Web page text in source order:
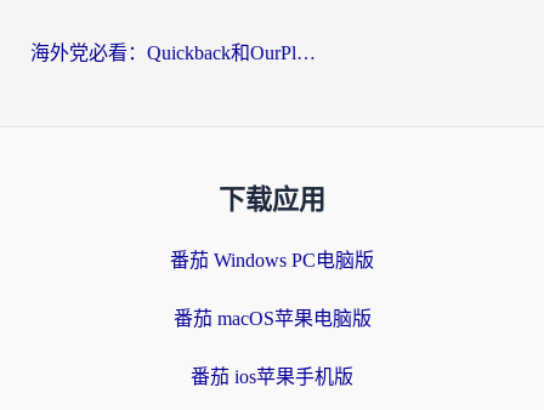
海外党必看：Quickback和OurPlay好用吗？3分钟选对回国加速器，无缝刷剧玩游戏
下载应用
番茄 Windows PC电脑版
番茄 macOS苹果电脑版
番茄 ios苹果手机版